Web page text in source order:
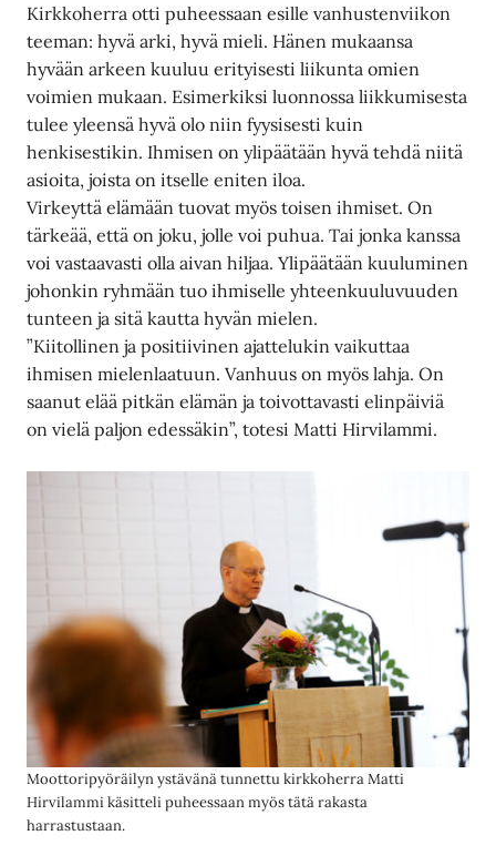
Kirkkoherra otti puheessaan esille vanhustenviikon
teeman: hyvä arki, hyvä mieli. Hänen mukaansa
hyvään arkeen kuuluu erityisesti liikunta omien
voimien mukaan. Esimerkiksi luonnossa liikkumisesta
tulee yleensä hyvä olo niin fyysisesti kuin
henkisestikin. Ihmisen on ylipäätään hyvä tehdä niitä
asioita, joista on itselle eniten iloa.
Virkeyttä elämään tuovat myös toisen ihmiset. On
tärkeää, että on joku, jolle voi puhua. Tai jonka kanssa
voi vastaavasti olla aivan hiljaa. Ylipäätään kuuluminen
johonkin ryhmään tuo ihmiselle yhteenkuuluvuuden
tunteen ja sitä kautta hyvän mielen.
”Kiitollinen ja positiivinen ajattelukin vaikuttaa
ihmisen mielenlaatuun. Vanhuus on myös lahja. On
saanut elää pitkän elämän ja toivottavasti elinpäiviä
on vielä paljon edessäkin”, totesi Matti Hirvilammi.
Moottoripyöräilyn ystävänä tunnettu kirkkoherra Matti
Hirvilammi käsitteli puheessaan myös tätä rakasta
harrastustaan.